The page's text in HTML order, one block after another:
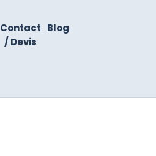
Contact
/ Devis
Blog